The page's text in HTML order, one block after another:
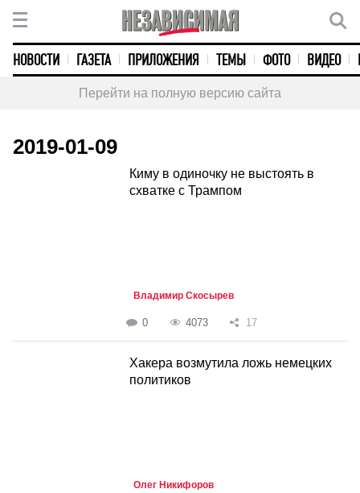
НОВОСТИ ГАЗЕТА ПРИЛОЖЕНИЯ ТЕМЫ ФОТО ВИДЕО
Перейти на полную версию сайта
2019-01-09
Киму в одиночку не выстоять в
схватке с Трампом
Владимир Скосырев
0 4073 17
Хакера возмутила ложь немецких
политиков
Олег Никифоров